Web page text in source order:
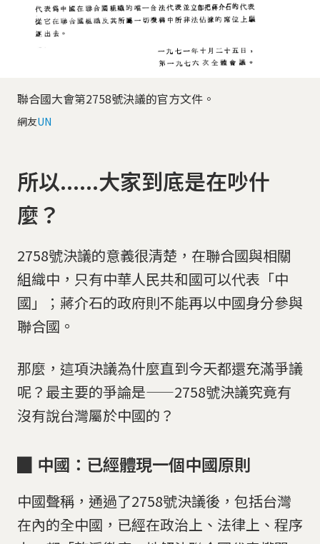
聯合國大會第2758號決議的官方文件。
網友UN
所以......大家到底是在吵什
麼？
2758號決議的意義很清楚，在聯合國與相關
組織中，只有中華人民共和國可以代表「中
國」；蔣介石的政府則不能再以中國身分參與
聯合國。
那麼，這項決議為什麼直到今天都還充滿爭議
呢？最主要的爭論是——2758號決議究竟有
沒有說台灣屬於中國的？
▉ 中國：已經體現一個中國原則
中國聲稱，通過了2758號決議後，包括台灣
在內的全中國，已經在政治上、法律上、程序